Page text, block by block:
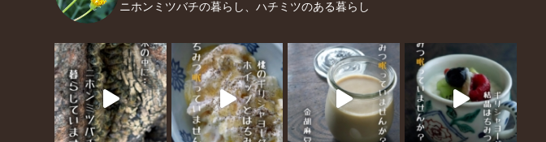
ニホンミツバチの暮らし、ハチミツのある暮らし